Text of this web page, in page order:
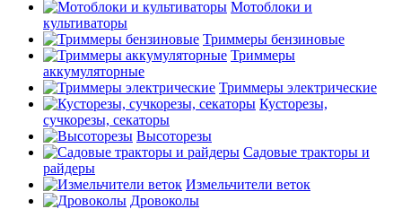
Мотоблоки и
культиваторы
Триммеры бензиновые
Триммеры
аккумуляторные
Триммеры электрические
Кусторезы,
сучкорезы, секаторы
Высоторезы
Садовые тракторы и
райдеры
Измельчители веток
Дровоколы